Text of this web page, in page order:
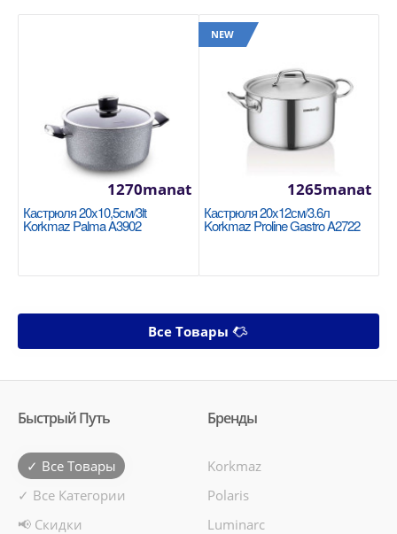
Кастрюля 20x10,5см/3lt
Korkmaz Palma A3902
1270manat
NEW
Кастрюля 20x12см/3.6л
Korkmaz Proline Gastro A2722
1265manat
Все Товары
Быстрый Путь
✓ Все Товары
✓ Все Категории
📢 Скидки
Бренды
Korkmaz
Polaris
Luminarc